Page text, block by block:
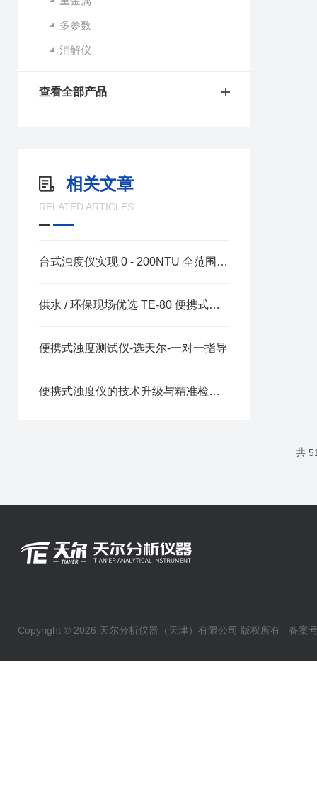
多参数
消解仪
查看全部产品
相关文章
RELATED ARTICLES
台式浊度仪实现 0 - 200NTU 全范围浊度检测的技术优势
供水 / 环保现场优选 TE-80 便携式水质浊度仪
便携式浊度测试仪-选天尔-一对一指导
便携式浊度仪的技术升级与精准检测 —— 天尔 TE-1800 的实践应用
共
Copyright © 2026 天尔分析仪器（天津）有限公司 版权所有 备案